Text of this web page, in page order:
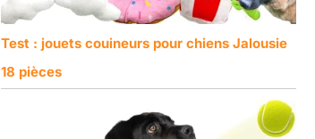
Test : jouets couineurs pour chiens Jalousie
18 pièces